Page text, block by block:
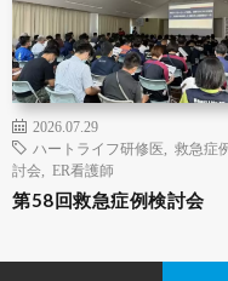
2026.07.29
ハートライフ研修医
救急症
討会
ER看護師
第58回救急症例検討会